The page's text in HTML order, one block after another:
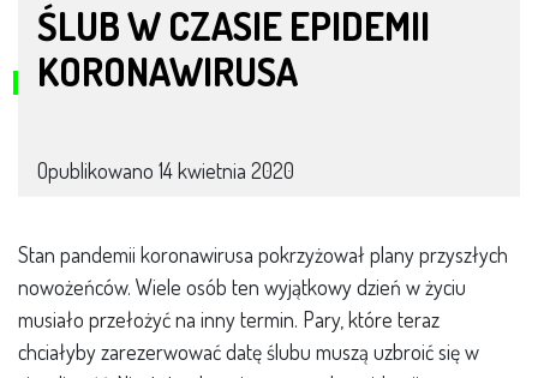
ŚLUB W CZASIE EPIDEMII
KORONAWIRUSA
Opublikowano 14 kwietnia 2020
Stan pandemii koronawirusa pokrzyżował plany przyszłych
nowożeńców. Wiele osób ten wyjątkowy dzień w życiu
musiało przełożyć na inny termin. Pary, które teraz
chciałyby zarezerwować datę ślubu muszą uzbroić się w